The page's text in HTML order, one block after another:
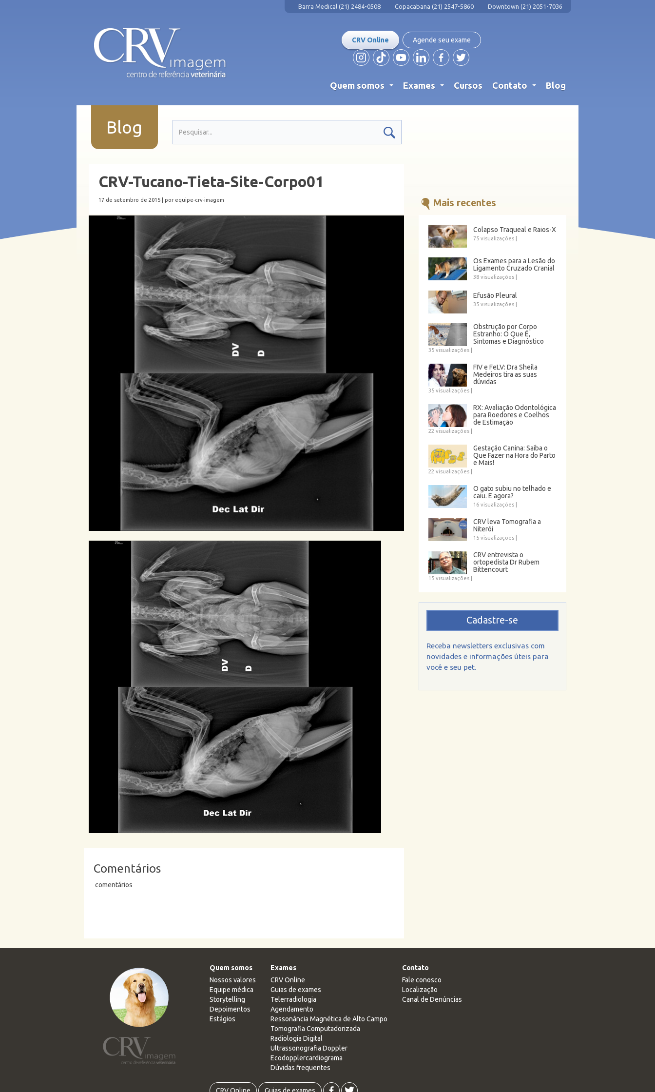
Barra Medical (21) 2484-0508 Copacabana (21) 2547-5860 Downtown (21) 2051-7036
CRV Online Agende seu exame
Quem somos Exames Cursos Contato Blog
Blog
CRV-Tucano-Tieta-Site-Corpo01
17 de setembro de 2015 | por equipe-crv-imagem
Comentários
comentários
Mais recentes
Colapso Traqueal e Raios-X
75 visualizações|
Os Exames para a Lesão do
Ligamento Cruzado Cranial
38 visualizações|
Efusão Pleural
35 visualizações|
Obstrução por Corpo
Estranho: O Que É,
Sintomas e Diagnóstico
35 visualizações|
FIV e FeLV: Dra Sheila
Medeiros tira as suas
dúvidas
35 visualizações|
RX: Avaliação Odontológica
para Roedores e Coelhos
de Estimação
22 visualizações|
Gestação Canina: Saiba o
Que Fazer na Hora do Parto
e Mais!
22 visualizações|
O gato subiu no telhado e
caiu. E agora?
16 visualizações|
CRV leva Tomografia a
Niterói
15 visualizações|
CRV entrevista o
ortopedista Dr Rubem
Bittencourt
15 visualizações|
Cadastre-se
Receba newsletters exclusivas com
novidades e informações úteis para
você e seu pet.
Quem somos
Nossos valores
Equipe médica
Storytelling
Depoimentos
Estágios
Exames
CRV Online
Guias de exames
Telerradiologia
Agendamento
Ressonância Magnética de Alto Campo
Tomografia Computadorizada
Radiologia Digital
Ultrassonografia Doppler
Ecodopplercardiograma
Dúvidas frequentes
Contato
Fale conosco
Localização
Canal de Denúncias
CRV Online Guias de exames